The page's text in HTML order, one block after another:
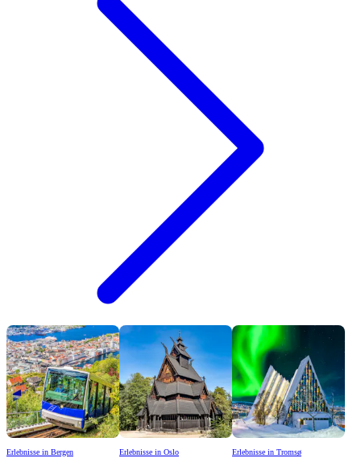
Erlebnisse in Bergen Erlebnisse in Oslo Erlebnisse in Tromsø